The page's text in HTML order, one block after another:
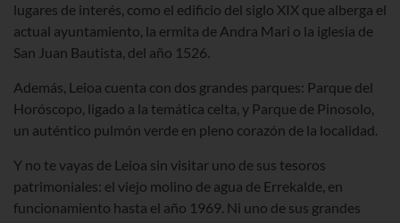
lugares de interés, como el edificio del siglo XIX que alberga el
actual ayuntamiento, la ermita de Andra Mari o la iglesia de
San Juan Bautista, del año 1526.
Además, Leioa cuenta con dos grandes parques: Parque del
Horóscopo, ligado a la temática celta, y Parque de Pinosolo,
un auténtico pulmón verde en pleno corazón de la localidad.
Y no te vayas de Leioa sin visitar uno de sus tesoros
patrimoniales: el viejo molino de agua de Errekalde, en
funcionamiento hasta el año 1969. Ni uno de sus grandes